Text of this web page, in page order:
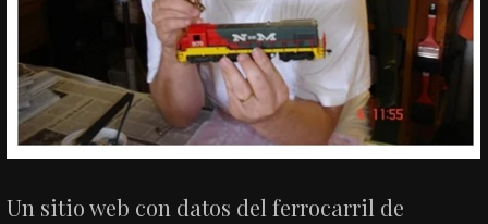
Un sitio web con datos del ferrocarril de